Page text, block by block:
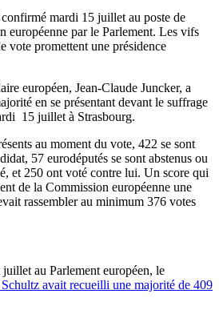
mardi 15 juillet au poste de
européenne par le Parlement. Les vifs
vote promettent une présidence
européen, Jean-Claude Juncker, a
en se présentant devant le suffrage
15 juillet à Strasbourg.
au moment du vote, 422 se sont
57 eurodéputés se sont abstenus ou
et 250 ont voté contre lui. Un score qui
de la Commission européenne une
rassembler au minimum 376 votes
au Parlement européen, le
avait recueilli une majorité de 409